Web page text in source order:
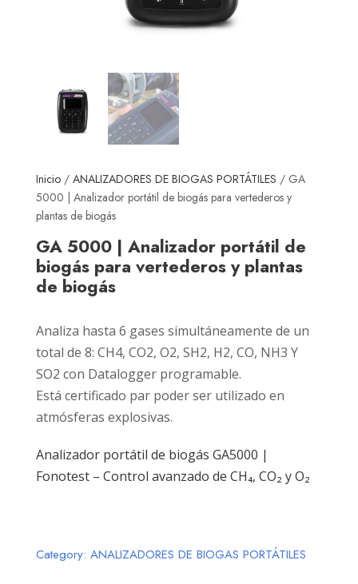
Inicio / ANALIZADORES DE BIOGAS PORTÁTILES / GA
5000 | Analizador portátil de biogás para vertederos y
plantas de biogás
GA 5000 | Analizador portátil de
biogás para vertederos y plantas
de biogás
Analiza hasta 6 gases simultáneamente de un
total de 8: CH4, CO2, O2, SH2, H2, CO, NH3 Y
SO2 con Datalogger programable.
Está certificado par poder ser utilizado en
atmósferas explosivas.
Analizador portátil de biogás GA5000 |
Fonotest – Control avanzado de CH₄, CO₂ y O₂
Category: ANALIZADORES DE BIOGAS PORTÁTILES